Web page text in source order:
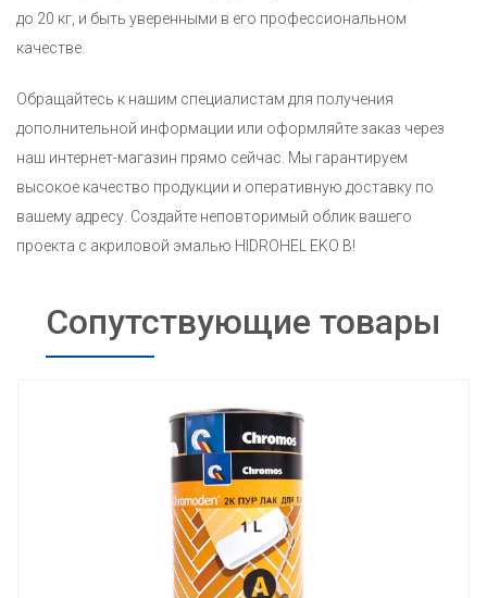
до 20 кг, и быть уверенными в его профессиональном
качестве.
Обращайтесь к нашим специалистам для получения
дополнительной информации или оформляйте заказ через
наш интернет-магазин прямо сейчас. Мы гарантируем
высокое качество продукции и оперативную доставку по
вашему адресу. Создайте неповторимый облик вашего
проекта с акриловой эмалью HIDROHEL EKO B!
Сопутствующие товары